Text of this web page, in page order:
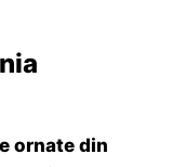
ornate din